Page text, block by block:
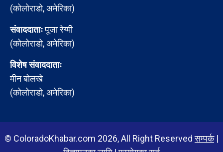
(कोलोराडो, अमेरिका)
संवाददाताःपूजा रेग्मी
(कोलोराडो, अमेरिका)
विशेष संवाददाताः
मीन बोलखे
(कोलोराडो, अमेरिका)
© ColoradoKhabar.com 2026, All Right Reservedसम्पर्क|